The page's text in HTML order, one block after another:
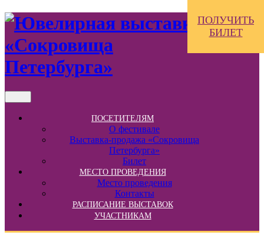
ПОСЕТИТЕЛЯМ
О фестивале
Выставка-продажа «Сокровища
Петербурга»
Билет
МЕСТО ПРОВЕДЕНИЯ
Место проведения
Контакты
РАСПИСАНИЕ ВЫСТАВОК
УЧАСТНИКАМ
ПОЛУЧИТЬ
БИЛЕТ